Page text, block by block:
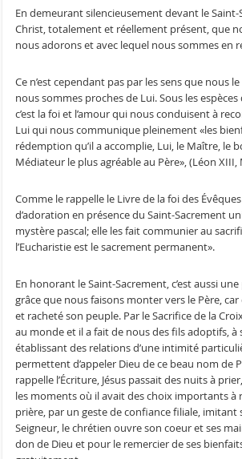
En demeurant silencieusement devant le Saint-
Christ, totalement et réellement présent, que
nous adorons et avec lequel nous sommes en
Ce n’est cependant pas par les sens que nous
nous sommes proches de Lui. Sous les
c’est la foi et l’amour qui nous conduisent à
Lui qui nous communique pleinement «les
rédemption qu’il a accomplie, Lui, le Maître, le
Médiateur le plus agréable au Père», (Léon
Comme le rappelle le Livre de la foi des
d’adoration en présence du Saint-Sacrement
mystère pascal; elle les fait communier au
l’Eucharistie est le sacrement permanent».
En honorant le Saint-Sacrement, c’est aussi
grâce que nous faisons monter vers le Père, car
et racheté son peuple. Par le Sacrifice de la
au monde et il a fait de nous des fils adoptifs, à
établissant des relations d’une intimité
permettent d’appeler Dieu de ce beau nom de
rappelle l’Écriture, Jésus passait des nuits à
les moments où il avait des choix importants à
prière, par un geste de confiance filiale, imitant
Seigneur, le chrétien ouvre son coeur et ses
don de Dieu et pour le remercier de ses